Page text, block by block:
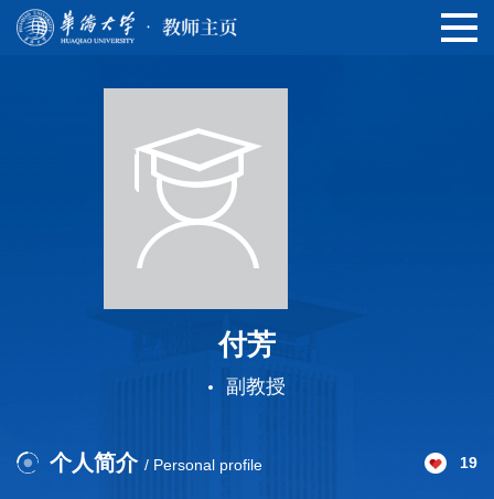
付芳
副教授
个人简介 / Personal profile 19